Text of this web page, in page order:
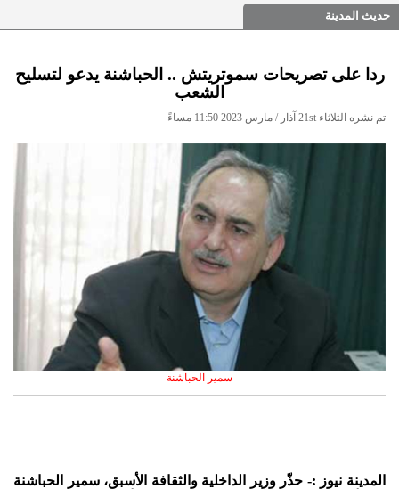
حديث المدينة
ردا على تصريحات سموتريتش .. الحباشنة يدعو لتسليح
الشعب
تم نشره الثلاثاء 21st آذار / مارس 2023 11:50 مساءً
سمير الحباشنة
المدينة نيوز :- حذّر وزير الداخلية والثقافة الأسبق، سمير الحباشنة